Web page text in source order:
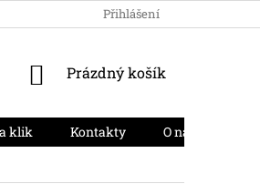
PODMÍNKY OCHRANY OSOBNÍCH
Přihlášení
NÁKUPNÍ
Prázdný košík
klik Kontakty O nás